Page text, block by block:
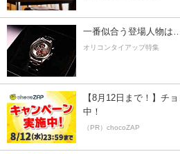
一番似合う登場人物は
オリコンタイアップ特集
【8月12日まで！】チ
中！
（PR）chocoZAP